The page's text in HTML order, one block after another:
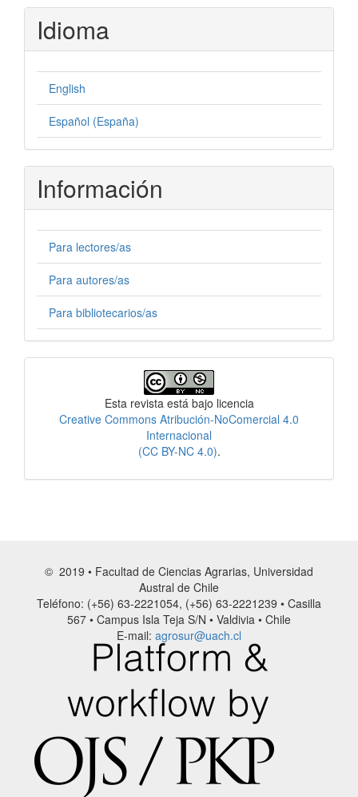
Idioma
English
Español (España)
Información
Para lectores/as
Para autores/as
Para bibliotecarios/as
Esta revista está bajo licencia
Creative Commons Atribución-NoComercial 4.0
Internacional
(CC BY-NC 4.0).
© 2019 • Facultad de Ciencias Agrarias, Universidad
Austral de Chile
Teléfono: (+56) 63-2221054, (+56) 63-2221239 • Casilla
567 • Campus Isla Teja S/N • Valdivia • Chile
E-mail: agrosur@uach.cl